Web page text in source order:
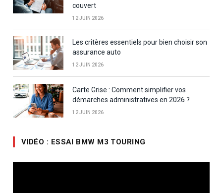
couvert
12 JUIN 2026
Les critères essentiels pour bien choisir son
assurance auto
12 JUIN 2026
Carte Grise : Comment simplifier vos
démarches administratives en 2026 ?
12 JUIN 2026
VIDÉO : ESSAI BMW M3 TOURING